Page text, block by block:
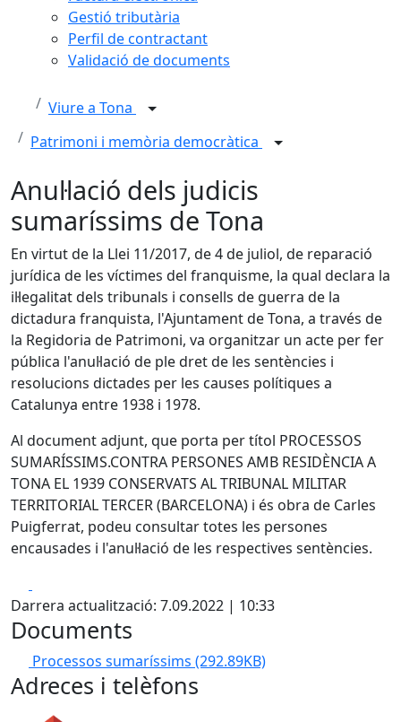
Gestió tributària
Perfil de contractant
Validació de documents
Viure a Tona
Patrimoni i memòria democràtica
Anul·lació dels judicis
sumaríssims de Tona
En virtut de la Llei 11/2017, de 4 de juliol, de reparació
jurídica de les víctimes del franquisme, la qual declara la
il·legalitat dels tribunals i consells de guerra de la
dictadura franquista, l'Ajuntament de Tona, a través de
la Regidoria de Patrimoni, va organitzar un acte per fer
pública l'anul·lació de ple dret de les sentències i
resolucions dictades per les causes polítiques a
Catalunya entre 1938 i 1978.
Al document adjunt, que porta per títol PROCESSOS
SUMARÍSSIMS.CONTRA PERSONES AMB RESIDÈNCIA A
TONA EL 1939 CONSERVATS AL TRIBUNAL MILITAR
TERRITORIAL TERCER (BARCELONA) i és obra de Carles
Puigferrat, podeu consultar totes les persones
encausades i l'anul·lació de les respectives sentències.
Darrera actualització: 7.09.2022 | 10:33
Documents
Processos sumaríssims (292.89KB)
Adreces i telèfons